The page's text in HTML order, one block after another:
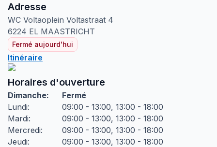
Adresse
WC Voltaoplein Voltastraat 4
6224 EL MAASTRICHT
Fermé aujourd'hui
Itinéraire
Horaires d'ouverture
Dimanche:
Fermé
Lundi:
09:00 - 13:00, 13:00 - 18:00
Mardi:
09:00 - 13:00, 13:00 - 18:00
Mercredi:
09:00 - 13:00, 13:00 - 18:00
Jeudi:
09:00 - 13:00, 13:00 - 18:00